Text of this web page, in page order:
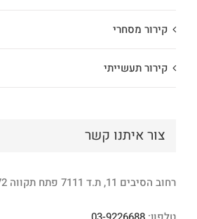
קירור מסחרי
קירור תעשייתי
צור איתנו קשר
רחוב הסיבים 11, ת.ד 7111 פתח תקווה 4959372